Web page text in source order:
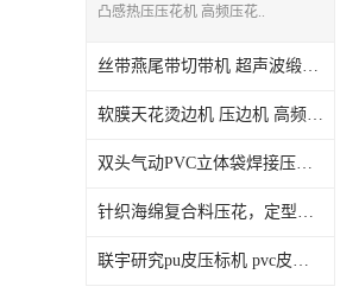
机
凸感热压压花机 高频压花..
丝带燕尾带切带机 超声波缎带机器 全自动切带机
软膜天花烫边机 压边机 高频扣边设备机型与运用
双头气动PVC立体袋焊接压边机 设备特点与性能
针织海绵复合料压花，定型，凹凸压痕等工艺使用什么设备
联宇研究pu皮压标机 pvc皮压花机 假皮仿真皮压纹设备